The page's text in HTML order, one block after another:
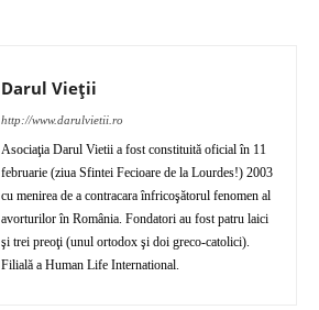
Darul Vieții
http://www.darulvietii.ro
Asociaţia Darul Vietii a fost constituită oficial în 11
februarie (ziua Sfintei Fecioare de la Lourdes!) 2003
cu menirea de a contracara înfricoşătorul fenomen al
avorturilor în România. Fondatori au fost patru laici
şi trei preoţi (unul ortodox şi doi greco-catolici).
Filială a Human Life International.